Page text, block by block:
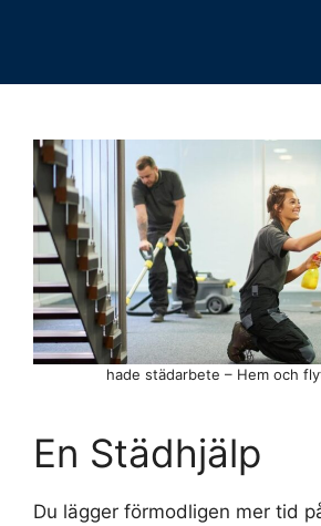
En Städhjälp
Du lägger förmodligen mer tid
hade städarbete – Hem och